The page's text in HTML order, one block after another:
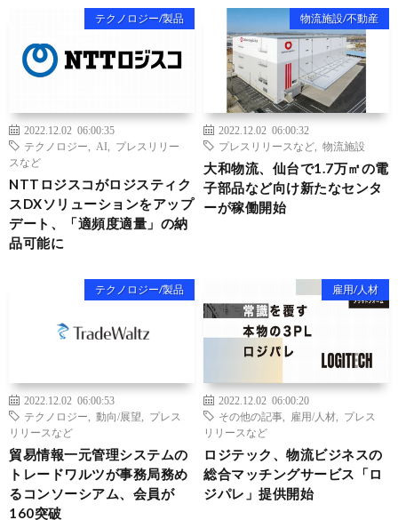
テクノロジー/製品
2022.12.02 06:00:35
テクノロジー
AI
プレスリリー
スなど
NTTロジスコがロジスティク
スDXソリューションをアップ
デート、「適頻度適量」の納
品可能に
物流施設/不動産
2022.12.02 06:00:32
プレスリリースなど
物流施設
大和物流、仙台で1.7万㎡の電
子部品など向け新たなセンタ
ーが稼働開始
テクノロジー/製品
2022.12.02 06:00:53
テクノロジー
動向/展望
プレス
リリースなど
貿易情報一元管理システムの
トレードワルツが事務局務め
るコンソーシアム、会員が
160突破
雇用/人材
2022.12.02 06:00:20
その他の記事
雇用/人材
プレス
リリースなど
ロジテック、物流ビジネスの
総合マッチングサービス「ロ
ジパレ」提供開始